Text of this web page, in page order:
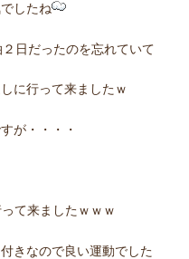
したね
日だったのを忘れていて
に行って来ましたｗ
が・・・・
て来ましたｗｗｗ
きなので良い運動でした